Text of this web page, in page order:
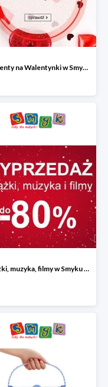
Prezenty na Walentynki w Smyku do -60%
Książki, muzyka, filmy w Smyku do -80%